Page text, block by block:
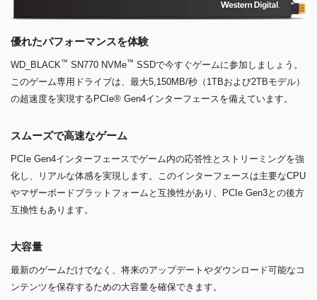
優れたパフォーマンスを体験
WD_BLACK™ SN770 NVMe™ SSDで今すぐゲームに参加しましょう。
このゲーム専用ドライブは、最大5,150MB/秒（1TBおよび2TBモデル）
の超速度を実現するPCIe® Gen4インターフェースを備えています。
スムーズで高速なゲーム
PCIe Gen4インターフェースでゲーム内の応答性とストリーミングを強
化し、リアルな体感を実現します。このインターフェースは主要なCPU
やマザーボードプラットフォームと互換性があり、PCIe Gen3との後方
互換性もあります。
大容量
最新のゲームだけでなく、将来のアップデートやダウンロード可能なコ
ンテンツを保存するための大容量を確保できます。